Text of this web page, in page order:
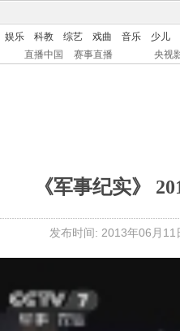
娱乐 科教 综艺 戏曲 音乐
少儿
直播中国 赛事直播 央视
《军事纪实》
发布时间: 2013年06月